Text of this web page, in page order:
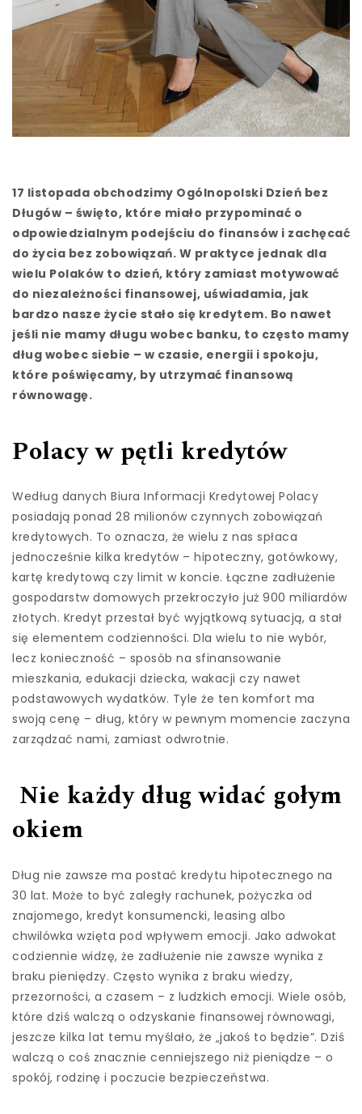
17 listopada obchodzimy Ogólnopolski Dzień bez
Długów – święto, które miało przypominać o
odpowiedzialnym podejściu do finansów i zachęcać
do życia bez zobowiązań. W praktyce jednak dla
wielu Polaków to dzień, który zamiast motywować
do niezależności finansowej, uświadamia, jak
bardzo nasze życie stało się kredytem. Bo nawet
jeśli nie mamy długu wobec banku, to często mamy
dług wobec siebie – w czasie, energii i spokoju,
które poświęcamy, by utrzymać finansową
równowagę.
Polacy w pętli kredytów
Według danych Biura Informacji Kredytowej Polacy
posiadają ponad 28 milionów czynnych zobowiązań
kredytowych. To oznacza, że wielu z nas spłaca
jednocześnie kilka kredytów – hipoteczny, gotówkowy,
kartę kredytową czy limit w koncie. Łączne zadłużenie
gospodarstw domowych przekroczyło już 900 miliardów
złotych. Kredyt przestał być wyjątkową sytuacją, a stał
się elementem codzienności. Dla wielu to nie wybór,
lecz konieczność – sposób na sfinansowanie
mieszkania, edukacji dziecka, wakacji czy nawet
podstawowych wydatków. Tyle że ten komfort ma
swoją cenę – dług, który w pewnym momencie zaczyna
zarządzać nami, zamiast odwrotnie.
Nie każdy dług widać gołym
okiem
Dług nie zawsze ma postać kredytu hipotecznego na
30 lat. Może to być zaległy rachunek, pożyczka od
znajomego, kredyt konsumencki, leasing albo
chwilówka wzięta pod wpływem emocji. Jako adwokat
codziennie widzę, że zadłużenie nie zawsze wynika z
braku pieniędzy. Często wynika z braku wiedzy,
przezorności, a czasem – z ludzkich emocji. Wiele osób,
które dziś walczą o odzyskanie finansowej równowagi,
jeszcze kilka lat temu myślało, że „jakoś to będzie”. Dziś
walczą o coś znacznie cenniejszego niż pieniądze – o
spokój, rodzinę i poczucie bezpieczeństwa.